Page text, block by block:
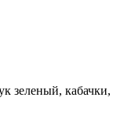
зеленый,